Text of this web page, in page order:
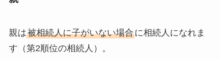
親は被相続人に子がいない場合に相続人になれま
す（第2順位の相続人）。